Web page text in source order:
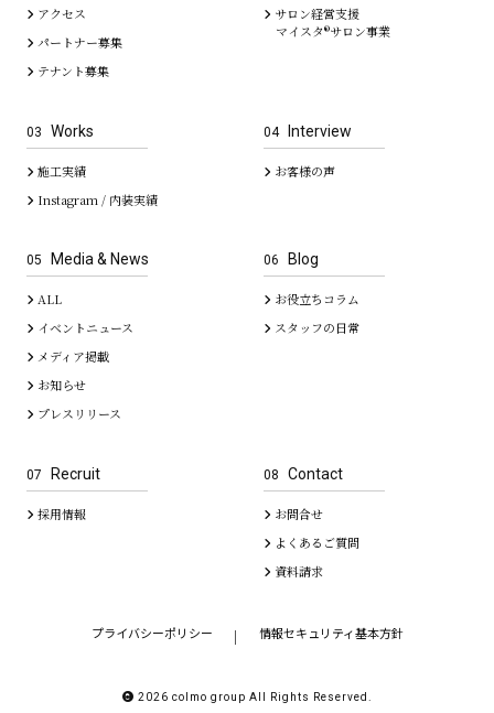
アクセス
パートナー募集
テナント募集
サロン経営支援
マイスタ®サロン事業
03 Works
施工実績
Instagram / 内装実績
04 Interview
お客様の声
05 Media & News
ALL
イベントニュース
メディア掲載
お知らせ
プレスリリース
06 Blog
お役立ちコラム
スタッフの日常
07 Recruit
採用情報
08 Contact
お問合せ
よくあるご質問
資料請求
プライバシーポリシー ｜ 情報セキュリティ基本方針
2026 colmo group All Rights Reserved.